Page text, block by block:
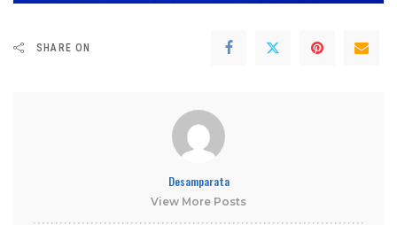
SHARE ON
Desamparata
View More Posts